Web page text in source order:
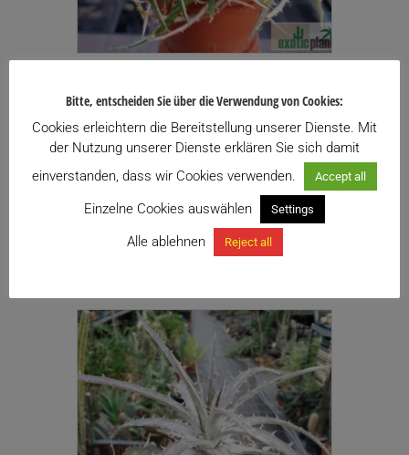
Enthält 13% USt.
zzgl.Versand
Zu meiner Wunschliste hinzufügen
Weiterlesen
Bitte, entscheiden Sie über die Verwendung von Cookies:
Cookies erleichtern die Bereitstellung unserer Dienste. Mit
der Nutzung unserer Dienste erklären Sie sich damit
einverstanden, dass wir Cookies verwenden.
Accept all
Einzelne Cookies auswählen Settings
Alle ablehnen Reject all